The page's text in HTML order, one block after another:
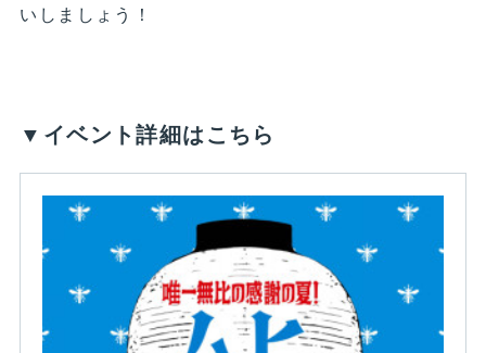
いしましょう！
▼イベント詳細はこちら